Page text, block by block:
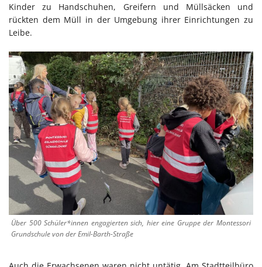
Kinder zu Handschuhen, Greifern und Müllsäcken und
rückten dem Müll in der Umgebung ihrer Einrichtungen zu
Leibe.
Über 500 Schüler*innen engagierten sich, hier eine Gruppe der Montessori
Grundschule von der Emil-Barth-Straße